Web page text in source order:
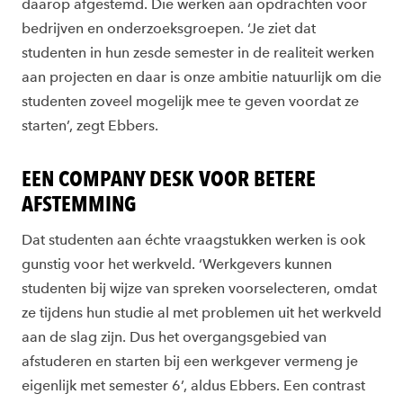
daarop afgestemd. Die werken aan opdrachten voor
bedrijven en onderzoeksgroepen. ‘Je ziet dat
studenten in hun zesde semester in de realiteit werken
aan projecten en daar is onze ambitie natuurlijk om die
studenten zoveel mogelijk mee te geven voordat ze
starten’, zegt Ebbers.
EEN COMPANY DESK VOOR BETERE
AFSTEMMING
Dat studenten aan échte vraagstukken werken is ook
gunstig voor het werkveld. ‘Werkgevers kunnen
studenten bij wijze van spreken voorselecteren, omdat
ze tijdens hun studie al met problemen uit het werkveld
aan de slag zijn. Dus het overgangsgebied van
afstuderen en starten bij een werkgever vermeng je
eigenlijk met semester 6’, aldus Ebbers. Een contrast